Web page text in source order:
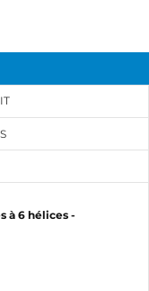
à 6 hélices -